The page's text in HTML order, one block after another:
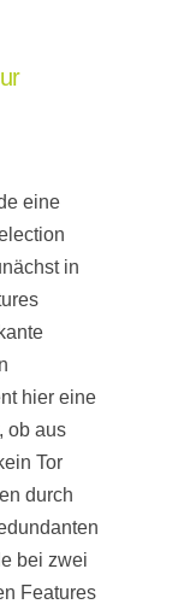
eine
in
hier eine
ob aus
Tor
durch
bei zwei
Features